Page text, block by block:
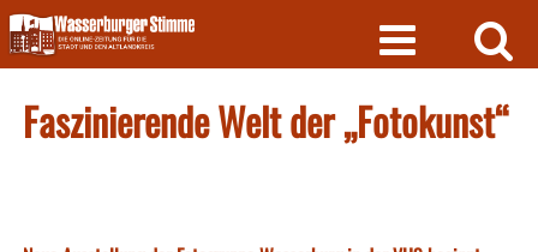
Skip
to
content
Faszinierende Welt der „Fotokunst“